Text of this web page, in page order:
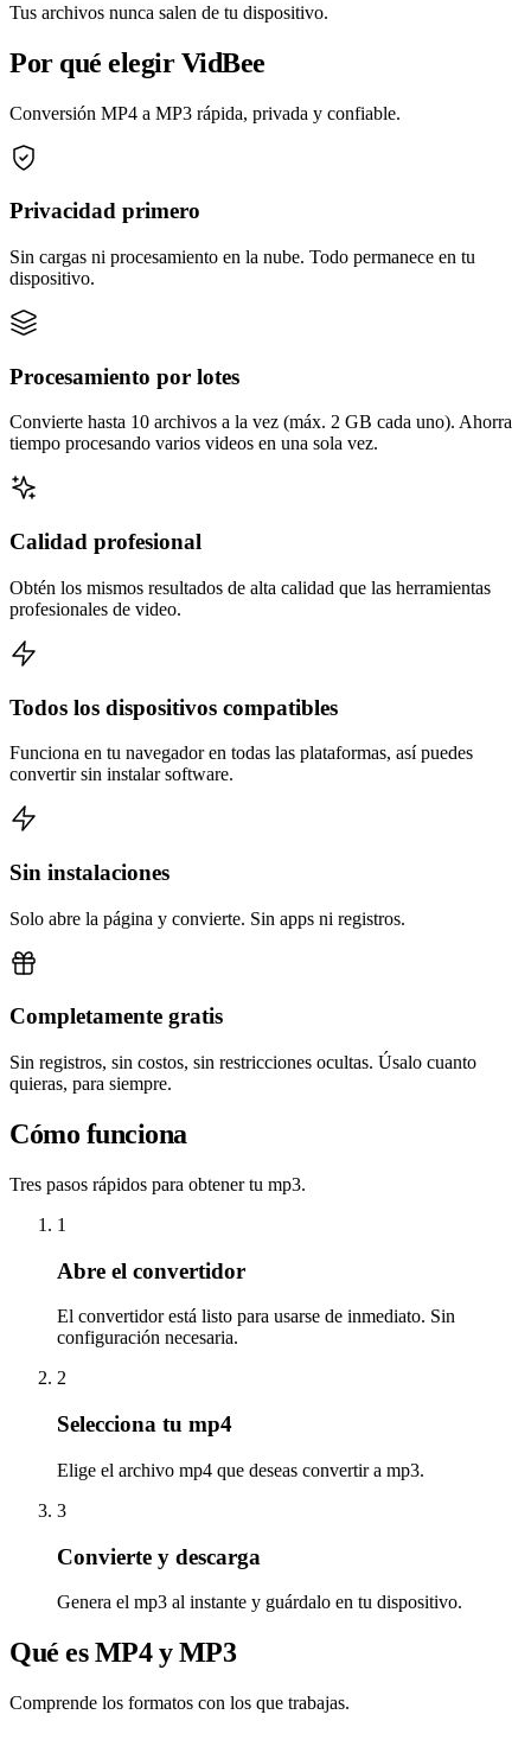
Tus archivos nunca salen de tu dispositivo.
Por qué elegir VidBee
Conversión MP4 a MP3 rápida, privada y confiable.
Privacidad primero
Sin cargas ni procesamiento en la nube. Todo permanece en tu
dispositivo.
Procesamiento por lotes
Convierte hasta 10 archivos a la vez (máx. 2 GB cada uno). Ahorra
tiempo procesando varios videos en una sola vez.
Calidad profesional
Obtén los mismos resultados de alta calidad que las herramientas
profesionales de video.
Todos los dispositivos compatibles
Funciona en tu navegador en todas las plataformas, así puedes
convertir sin instalar software.
Sin instalaciones
Solo abre la página y convierte. Sin apps ni registros.
Completamente gratis
Sin registros, sin costos, sin restricciones ocultas. Úsalo cuanto
quieras, para siempre.
Cómo funciona
Tres pasos rápidos para obtener tu mp3.
1
Abre el convertidor
El convertidor está listo para usarse de inmediato. Sin
configuración necesaria.
2
Selecciona tu mp4
Elige el archivo mp4 que deseas convertir a mp3.
3
Convierte y descarga
Genera el mp3 al instante y guárdalo en tu dispositivo.
Qué es MP4 y MP3
Comprende los formatos con los que trabajas.